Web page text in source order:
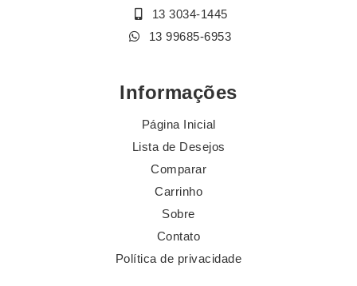
13 3034-1445
13 99685-6953
Informações
Página Inicial
Lista de Desejos
Comparar
Carrinho
Sobre
Contato
Política de privacidade